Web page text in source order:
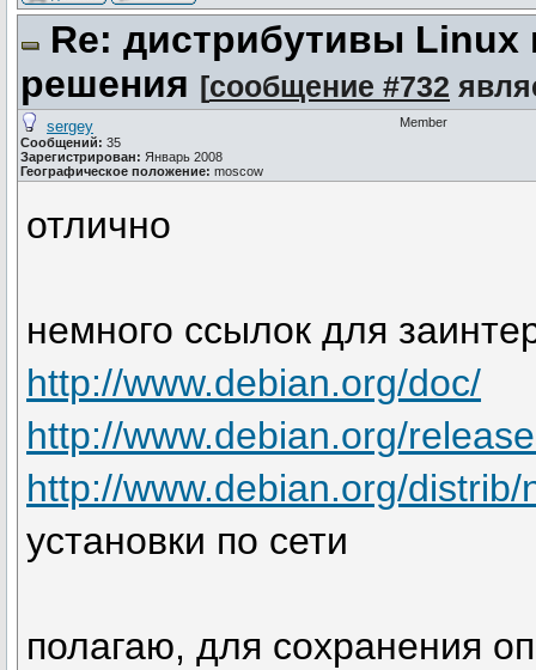
Re: дистрибутивы Linux
решения [сообщение #732
sergey
Сообщений: 35
Зарегистрирован: Январь 2008
Географическое положение: moscow
Member
отлично
немного ссылок для
http://www.debian.org/doc/
http://www.debian.org/
http://www.debian.org/distrib/
установки по сети
полагаю, для сохранения